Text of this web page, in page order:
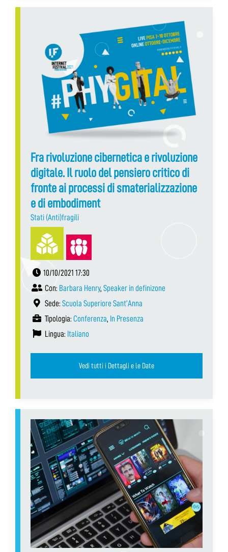
Fra rivoluzione cibernetica e rivoluzione
digitale. Il ruolo del pensiero critico di
fronte ai processi di smaterializzazione
e di embodiment
Stati (Anti)fragili
10/10/2021 17:30
Con: Barbara Henry, Speaker in definizone
Sede: Scuola Superiore Sant’Anna
Tipologia: Conferenza, In Presenza
Lingua: Italiano
Vedi tutti i Dettagli e le Date